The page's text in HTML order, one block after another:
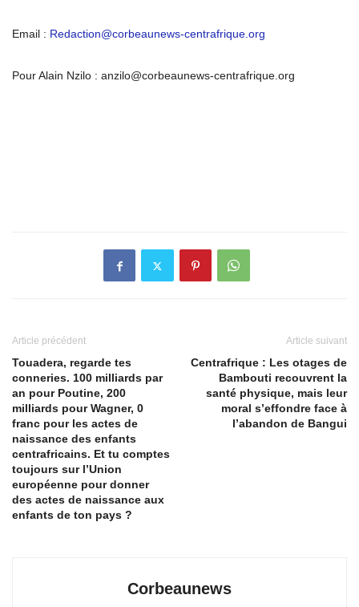
Email : Redaction@corbeaunews-centrafrique.org
Pour Alain Nzilo : anzilo@corbeaunews-centrafrique.org
Article précédent
Touadera, regarde tes
conneries. 100 milliards par
an pour Poutine, 200
milliards pour Wagner, 0
franc pour les actes de
naissance des enfants
centrafricains. Et tu comptes
toujours sur l’Union
européenne pour donner
des actes de naissance aux
enfants de ton pays ?
Article suivant
Centrafrique : Les otages de
Bambouti recouvrent la
santé physique, mais leur
moral s’effondre face à
l’abandon de Bangui
Corbeaunews